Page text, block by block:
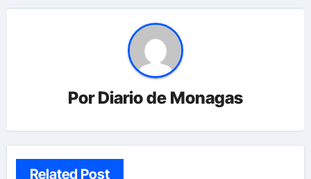
PorDiario de Monagas
Related Post